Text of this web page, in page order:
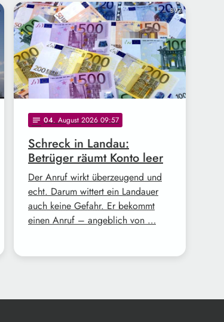
BVZ
notes 04. August 2026 09:57
Schreck in Landau:
Betrüger räumt Konto leer
Der Anruf wirkt überzeugend und
echt. Darum wittert ein Landauer
auch keine Gefahr. Er bekommt
einen Anruf – angeblich von …